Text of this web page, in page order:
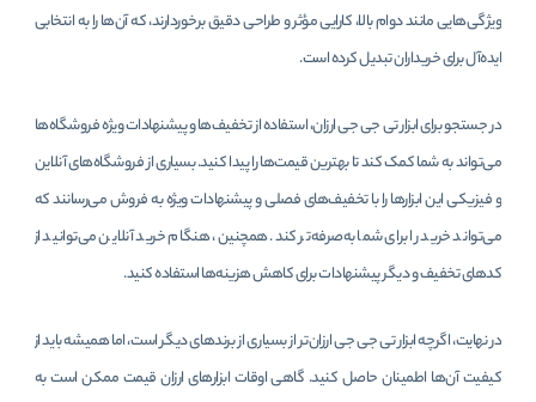
ویژگی‌هایی مانند دوام بالا، کارایی مؤثر و طراحی دقیق برخوردارند، که آن‌ها را به انتخابی
ایده‌آل برای خریداران تبدیل کرده است.
در جستجو برای ابزار تی جی جی ارزان، استفاده از تخفیف‌ها و پیشنهادات ویژه فروشگاه‌ها
می‌تواند به شما کمک کند تا بهترین قیمت‌ها را پیدا کنید. بسیاری از فروشگاه‌های آنلاین
و فیزیکی این ابزارها را با تخفیف‌های فصلی و پیشنهادات ویژه به فروش می‌رسانند که
می‌تواند خرید را برای شما به‌صرفه‌تر کند. همچنین، هنگام خرید آنلاین می‌توانید از
کدهای تخفیف و دیگر پیشنهادات برای کاهش هزینه‌ها استفاده کنید.
در نهایت، اگرچه ابزار تی جی جی ارزان‌تر از بسیاری از برندهای دیگر است، اما همیشه باید از
کیفیت آن‌ها اطمینان حاصل کنید. گاهی اوقات ابزارهای ارزان قیمت ممکن است به